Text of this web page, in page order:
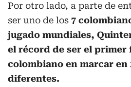
Por otro lado, a parte de
ser uno de los 7
jugado mundiales,
el récord de ser el
colombiano en marcar en
diferentes.